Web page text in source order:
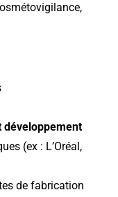
,
développement
(ex : L’Oréal,
de fabrication